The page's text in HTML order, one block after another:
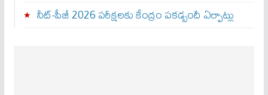
నీట్-పీజీ 2026 పరీక్షలకు కేంద్రం పకడ్బందీ ఏర్పాట్లు